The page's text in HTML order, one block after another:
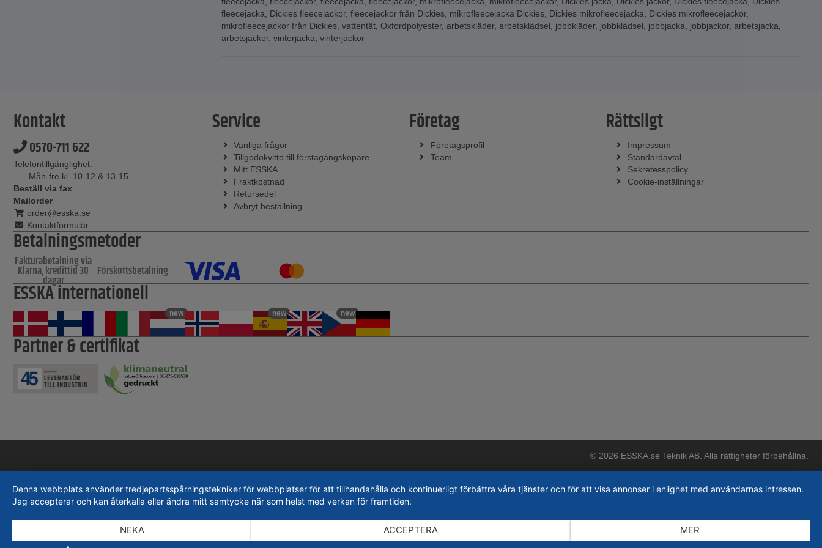
fleecejacka
Dickies fleecejackor, fleecejackor från Dickies mikrofleecejacka Dickies Dickies mikrofleecejacka Dickies mikrofleecejackor,
mikrofleecejackor från Dickies vattentät Oxfordpolyester, arbetskläder, arbetsklädsel jobbkläder, jobbklädsel jobbjacka jobbjackor, arbetsjacka
arbetsjackor, vinterjacka vinterjackor
Kontakt
0570-711 622
Telefontillgänglighet:
Mån-fre kl. 10-12 & 13-15
Beställ via fax
Mailorder
order@esska.se
Kontaktformulär
Service
Vanliga frågor
Tillgodokvitto till förstagångsköpare
Mitt ESSKA
Fraktkostnad
Retursedel
Avbryt beställning
Företag
Företagsprofil
Team
Rättsligt
Impressum
Standardavtal
Sekretesspolicy
Cookie-inställningar
Betalningsmetoder
Fakturabetalning via
Klarna, kredittid 30
dagar
Förskottsbetalning
ESSKA internationell
new new new
Partner & certifikat
© 2026 ESSKA.se Teknik AB. Alla rättigheter förbehållna.
Denna webbplats använder tredjepartsspårningstekniker för webbplatser för att tillhandahålla och kontinuerligt förbättra våra tjänster och för att visa annonser i enlighet med användarnas intressen.
Jag accepterar och kan återkalla eller ändra mitt samtycke när som helst med verkan för framtiden.
NEKA ACCEPTERA MER